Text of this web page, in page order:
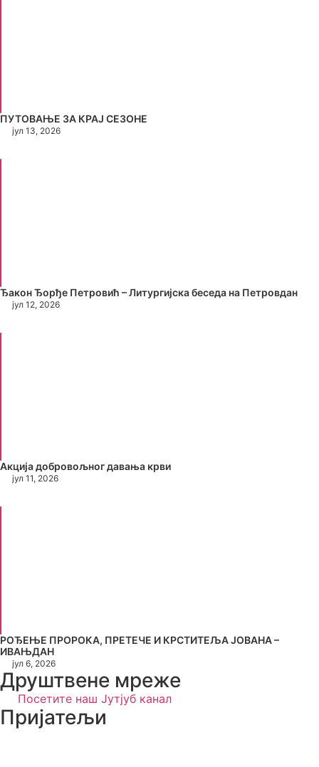
ПУТОВАЊЕ ЗА КРАЈ СЕЗОНЕ
јул 13, 2026
Ђакон Ђорђе Петровић – Литургијска беседа на Петровдан
јул 12, 2026
Акција добровољног давања крви
јул 11, 2026
РОЂЕЊЕ ПРОРОКА, ПРЕТЕЧЕ И КРСТИТЕЉА ЈОВАНА –
ИВАЊДАН
јул 6, 2026
Друштвене мреже
Посетите наш Јутјуб канал
Пријатељи